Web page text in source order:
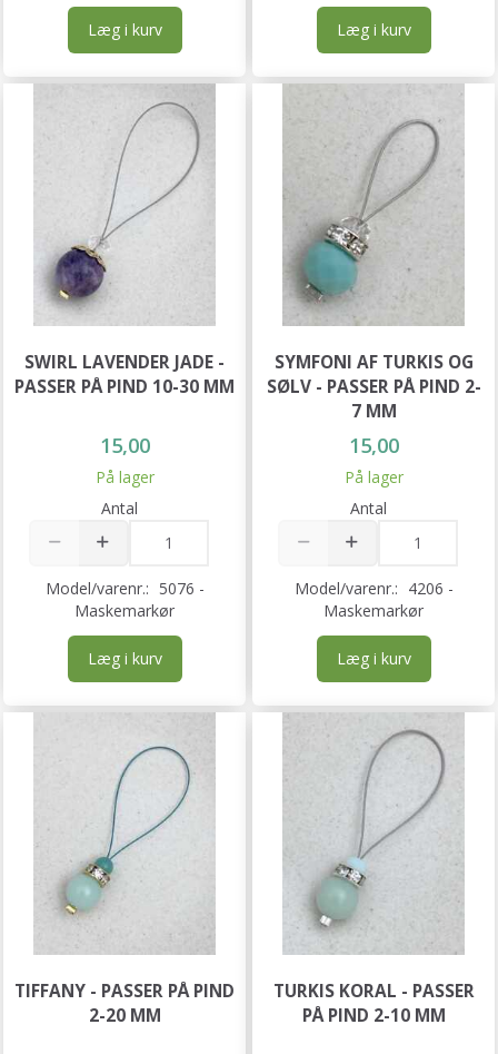
Læg i kurv Læg i kurv
SWIRL LAVENDER JADE -
PASSER PÅ PIND 10-30 MM
15,00
På lager
Antal
Model/varenr.: 5076 -
Maskemarkør
Læg i kurv
SYMFONI AF TURKIS OG
SØLV - PASSER PÅ PIND 2-
7 MM
15,00
På lager
Antal
Model/varenr.: 4206 -
Maskemarkør
Læg i kurv
TIFFANY - PASSER PÅ PIND
2-20 MM
TURKIS KORAL - PASSER
PÅ PIND 2-10 MM